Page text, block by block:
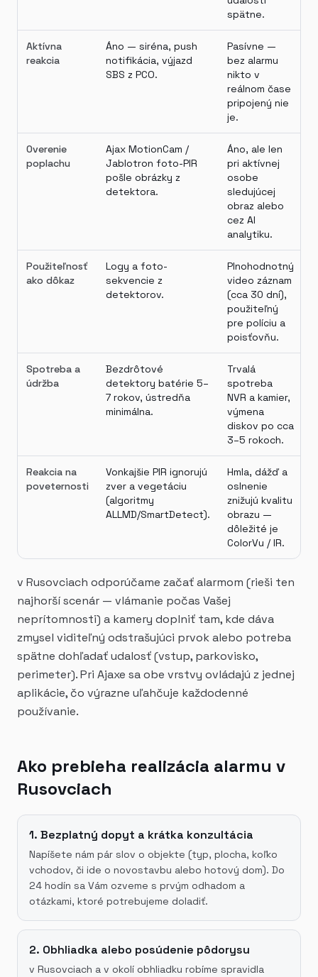
spätne.
Aktívna
reakcia
Áno — siréna, push
notifikácia, výjazd
SBS z PCO.
Pasívne —
bez alarmu
nikto v
reálnom čase
pripojený nie
je.
Overenie
poplachu
Ajax MotionCam /
Jablotron foto-PIR
pošle obrázky z
detektora.
Áno, ale len
pri aktívnej
osobe
sledujúcej
obraz alebo
cez AI
analytiku.
Použiteľnosť
ako dôkaz
Logy a foto-
sekvencie z
detektorov.
Plnohodnotný
video záznam
(cca 30 dní),
použiteľný
pre políciu a
poisťovňu.
Spotreba a
údržba
Bezdrôtové
detektory batérie 5–
7 rokov, ústredňa
minimálna.
Trvalá
spotreba
NVR a kamier,
výmena
diskov po cca
3–5 rokoch.
Reakcia na
poveternosti
Vonkajšie PIR ignorujú
zver a vegetáciu
(algoritmy
ALLMD/SmartDetect).
Hmla, dážď a
oslnenie
znižujú kvalitu
obrazu —
dôležité je
ColorVu / IR.
v Rusovciach odporúčame začať alarmom (rieši ten
najhorší scenár — vlámanie počas Vašej
neprítomnosti) a kamery doplniť tam, kde dáva
zmysel viditeľný odstrašujúci prvok alebo potreba
spätne dohľadať udalosť (vstup, parkovisko,
perimeter). Pri Ajaxe sa obe vrstvy ovládajú z jednej
aplikácie, čo výrazne uľahčuje každodenné
používanie.
Ako prebieha realizácia alarmu v
Rusovciach
1. Bezplatný dopyt a krátka konzultácia
Napíšete nám pár slov o objekte (typ, plocha, koľko
vchodov, či ide o novostavbu alebo hotový dom). Do
24 hodín sa Vám ozveme s prvým odhadom a
otázkami, ktoré potrebujeme doladiť.
2. Obhliadka alebo posúdenie pôdorysu
v Rusovciach a v okolí obhliadku robíme spravidla